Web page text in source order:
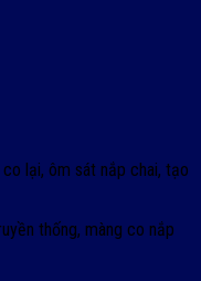
lại, ôm sát nắp chai, tạo
thống, màng co nắp